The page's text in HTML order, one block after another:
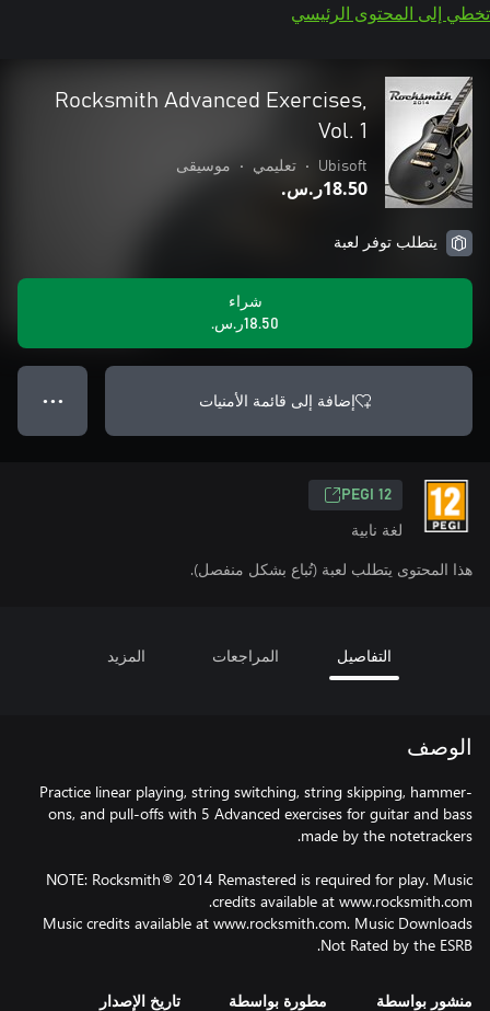
تخطي إلى المحتوى الرئيسي
Rocksmith Advanced Exercises,
Vol. 1
Ubisoft
• تعليمي • موسيقى
‪ر.س.‏‎18.50‬
يتطلب توفر لعبة
شراء
‪ر.س.‏‎18.50‬
إضافة إلى قائمة الأمنيات ● ● ●
PEGI 12
لغة نابية
هذا المحتوى يتطلب لعبة (تُباع بشكل منفصل).
التفاصيل المراجعات المزيد
الوصف
Practice linear playing, string switching, string skipping, hammer-
ons, and pull-offs with 5 Advanced exercises for guitar and bass
NOTE: Rocksmith® 2014 Remastered is required for play. Music
Music credits available at www.rocksmith.com. Music Downloads
Not Rated by the ESRB.
منشور بواسطة مطورة بواسطة تاريخ الإصدار